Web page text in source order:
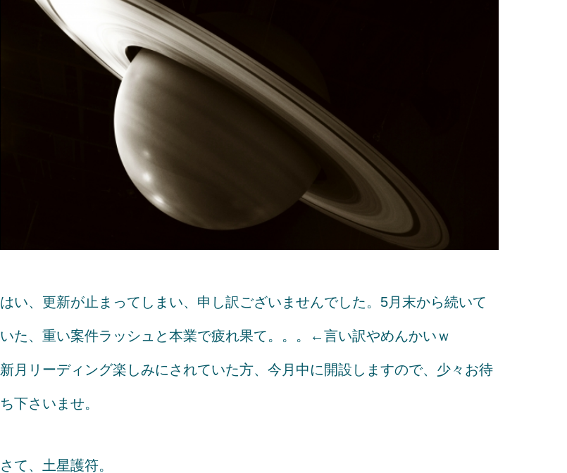
はい、更新が止まってしまい、申し訳ございませんでした。5月末から続いて
いた、重い案件ラッシュと本業で疲れ果て。。。←言い訳やめんかいｗ
新月リーディング楽しみにされていた方、今月中に開設しますので、少々お待
ち下さいませ。
さて、土星護符。